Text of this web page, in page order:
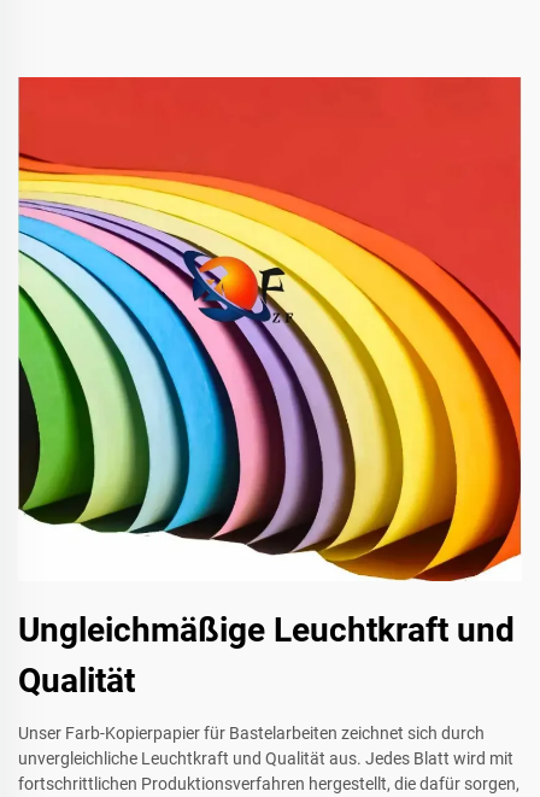
Ungleichmäßige Leuchtkraft und
Qualität
Unser Farb-Kopierpapier für Bastelarbeiten zeichnet sich durch
unvergleichliche Leuchtkraft und Qualität aus. Jedes Blatt wird mit
fortschrittlichen Produktionsverfahren hergestellt, die dafür sorgen,